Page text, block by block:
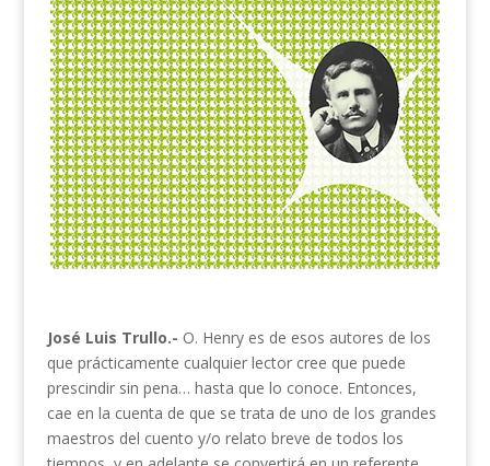
José Luis Trullo.- O. Henry es de esos autores de los
que prácticamente cualquier lector cree que puede
prescindir sin pena… hasta que lo conoce. Entonces,
cae en la cuenta de que se trata de uno de los grandes
maestros del cuento y/o relato breve de todos los